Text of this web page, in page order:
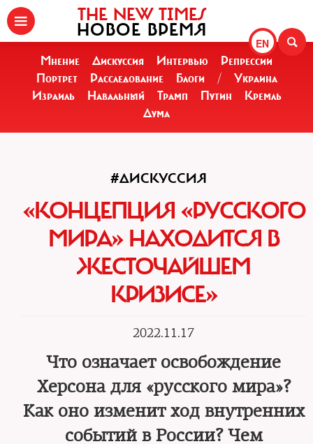
EN
THE NEW TIMES
НОВОЕ ВРЕМЯ
Мнение Дискуссия Интервью
Репрессии
Портрет
Расследование Блоги /
Украина
Израиль
Навальный Трамп Путин
Кремль
Дума
#ДИСКУССИЯ
«КОНЦЕПЦИЯ «РУССКОГО
МИРА» НАХОДИТСЯ В
ЖЕСТОЧАЙШЕМ
КРИЗИСЕ»
2022.11.17
Что означает освобождение
Херсона для «русского мира»?
Как оно изменит ход внутренних
событий в России? Чем